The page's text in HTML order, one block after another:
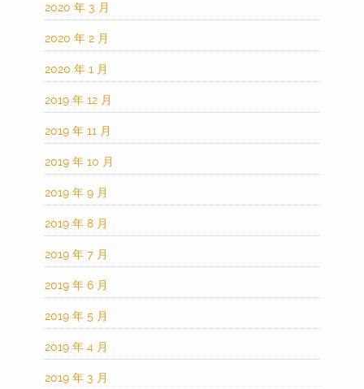
2020 年 3 月
2020 年 2 月
2020 年 1 月
2019 年 12 月
2019 年 11 月
2019 年 10 月
2019 年 9 月
2019 年 8 月
2019 年 7 月
2019 年 6 月
2019 年 5 月
2019 年 4 月
2019 年 3 月